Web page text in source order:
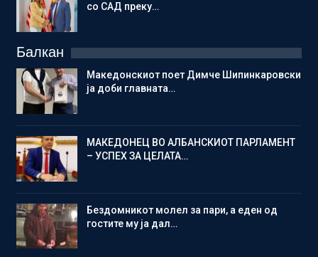
со САД преку…
Балкан
Македонскиот поет Димче Шипинкаровски
ја доби главната…
МАКЕДОНЕЦ ВО АЛБАНСКИОТ ПАРЛАМЕНТ
– УСПЕХ ЗА ЦЕЛАТА…
Бездомникот молел за пари, а еден од
гостите му ја дал…